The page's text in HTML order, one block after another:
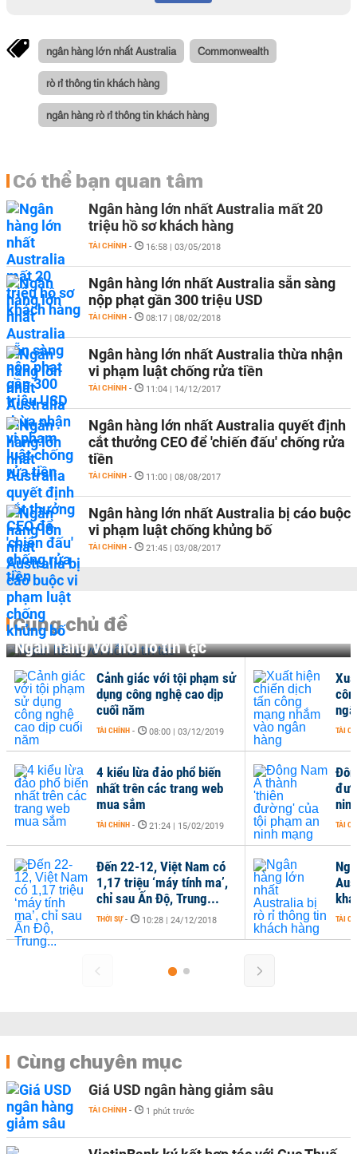
ngân hàng lớn nhất Australia Commonwealth
rò rỉ thông tin khách hàng
ngân hàng rò rỉ thông tin khách hàng
Có thể bạn quan tâm
Ngân hàng lớn nhất Australia mất 20
triệu hồ sơ khách hàng
TÀI CHÍNH - 16:58 | 03/05/2018
Ngân hàng lớn nhất Australia sẵn sàng
nộp phạt gần 300 triệu USD
TÀI CHÍNH - 08:17 | 08/02/2018
Ngân hàng lớn nhất Australia thừa nhận
vi phạm luật chống rửa tiền
TÀI CHÍNH - 11:04 | 14/12/2017
Ngân hàng lớn nhất Australia quyết định
cắt thưởng CEO để 'chiến đấu' chống rửa
tiền
TÀI CHÍNH - 11:00 | 08/08/2017
Ngân hàng lớn nhất Australia bị cáo buộc
vi phạm luật chống khủng bố
TÀI CHÍNH - 21:45 | 03/08/2017
Cùng chủ đề
Ngân hàng với nỗi lo tin tặc
Cảnh giác với tội phạm sử
dụng công nghệ cao dịp
cuối năm
TÀI CHÍNH - 08:00 | 03/12/2019
4 kiểu lừa đảo phổ biến
nhất trên các trang web
mua sắm
TÀI CHÍNH - 21:24 | 15/02/2019
Đến 22-12, Việt Nam có
1,17 triệu ‘máy tính ma’,
chỉ sau Ấn Độ, Trung...
THỜI SỰ - 10:28 | 24/12/2018
TÀI
TÀI
TÀI
Cùng chuyên mục
Giá USD ngân hàng giảm sâu
TÀI CHÍNH - 1 phút trước